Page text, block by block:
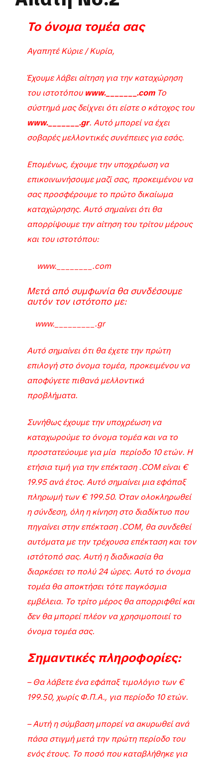
Το όνομα τομέα σας
Αγαπητέ Κύριε / Κυρία,
Έχουμε λάβει αίτηση για την καταχώρηση
του ιστοτόπου www._______.comΤο
σύστημά μας δείχνει ότι είστε ο κάτοχος του
www._______.gr. Αυτό μπορεί να έχει
σοβαρές μελλοντικές συνέπειες για εσάς.
Επομένως, έχουμε την υποχρέωση να
επικοινωνήσουμε μαζί σας, προκειμένου να
σας προσφέρουμε το πρώτο δικαίωμα
καταχώρησης. Αυτό σημαίνει ότι θα
απορρίψουμε την αίτηση του τρίτου μέρους
και του ιστοτόπου:
www.________.com
Μετά από συμφωνία θα συνδέσουμε
αυτόν τον ιστότοπο με:
www._________.gr
Αυτό σημαίνει ότι θα έχετε την πρώτη
επιλογή στο όνομα τομέα, προκειμένου να
αποφύγετε πιθανά μελλοντικά
προβλήματα.
Συνήθως έχουμε την υποχρέωση να
καταχωρούμε το όνομα τομέα και να το
προστατεύουμε για μία περίοδο 10 ετών. Η
ετήσια τιμή για την επέκταση .COM είναι €
19.95 ανά έτος. Αυτό σημαίνει μια εφάπαξ
πληρωμή των € 199.50. Όταν ολοκληρωθεί
η σύνδεση, όλη η κίνηση στο διαδίκτυο που
πηγαίνει στην επέκταση .COM, θα συνδεθεί
αυτόματα με την τρέχουσα επέκταση και τον
ιστότοπό σας. Αυτή η διαδικασία θα
διαρκέσει το πολύ 24 ώρες. Αυτό το όνομα
τομέα θα αποκτήσει τότε παγκόσμια
εμβέλεια. Το τρίτο μέρος θα απορριφθεί και
δεν θα μπορεί πλέον να χρησιμοποιεί το
όνομα τομέα σας.
Σημαντικές πληροφορίες:
– Θα λάβετε ένα εφάπαξ τιμολόγιο των €
199.50, χωρίς Φ.Π.Α., για περίοδο 10 ετών.
– Αυτή η σύμβαση μπορεί να ακυρωθεί ανά
πάσα στιγμή μετά την πρώτη περίοδο του
ενός έτους. Το ποσό που καταβλήθηκε για